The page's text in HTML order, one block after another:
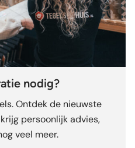
nodig?
Ontdek de nieuwste
persoonlijk advies,
veel meer.